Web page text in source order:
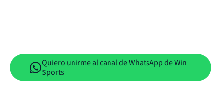
Quiero unirme al canal de WhatsApp de Win
Sports